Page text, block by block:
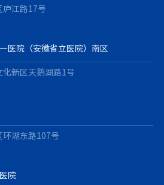
庐江路17号
医院（安徽省立医院）南区
化新区天鹅湖路1号
环湖东路107号
院